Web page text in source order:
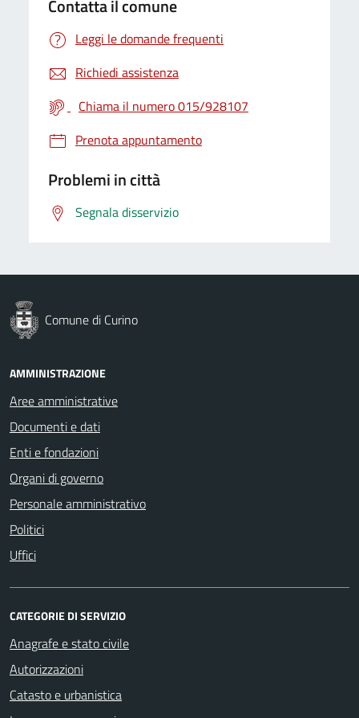
Contatta il comune
Leggi le domande frequenti
Richiedi assistenza
Chiama il numero 015/928107
Prenota appuntamento
Problemi in città
Segnala disservizio
Comune di Curino
AMMINISTRAZIONE
Aree amministrative
Documenti e dati
Enti e fondazioni
Organi di governo
Personale amministrativo
Politici
Uffici
CATEGORIE DI SERVIZIO
Anagrafe e stato civile
Autorizzazioni
Catasto e urbanistica